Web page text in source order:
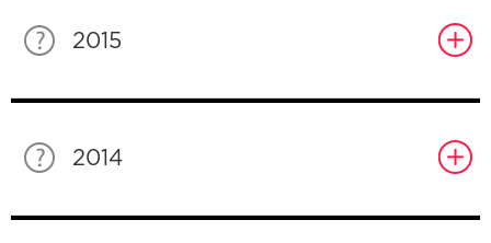
2015
2014